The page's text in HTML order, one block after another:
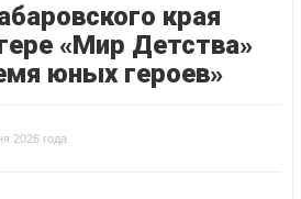
края
«Мир Детства»
юных героев»
2026 года